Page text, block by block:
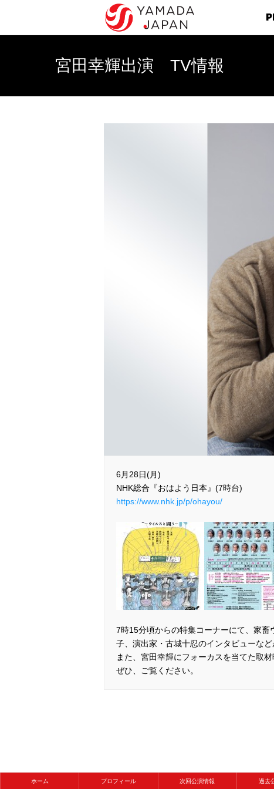
宮田幸輝出演 TV情報
6月28日(月)
NHK総合『おはよう日本』(7時台)
https://www.nhk.jp/p/ohayou/
7時15分頃からの特集コーナーにて、家
子、演出家・古城十忍のインタビューなど
また、宮田幸輝にフォーカスを当てた取
ぜひ、ご覧ください。
ホーム プロフィール 次回公演情報 過去